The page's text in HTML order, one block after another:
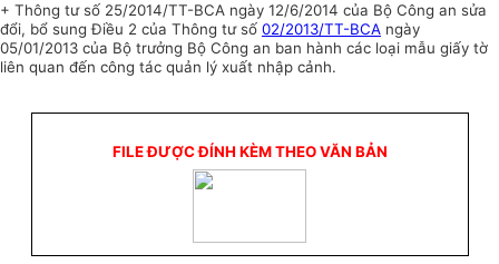
+ Thông tư số 25/2014/TT-BCA ngày 12/6/2014 của Bộ Công an sửa
đổi, bổ sung Điều 2 của Thông tư số 02/2013/TT-BCA ngày
05/01/2013 của Bộ trưởng Bộ Công an ban hành các loại mẫu giấy tờ
liên quan đến công tác quản lý xuất nhập cảnh.
FILE ĐƯỢC ĐÍNH KÈM THEO VĂN BẢN